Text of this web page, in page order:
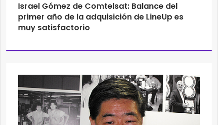
Israel Gómez de Comtelsat: Balance del
primer año de la adquisición de LineUp es
muy satisfactorio